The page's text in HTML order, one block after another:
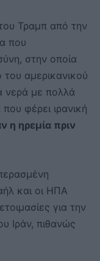
Τραμπ από την
που
στην οποία
αμερικανικού
νερά με πολλά
φέρει ιρανική
η ηρεμία πριν
και οι ΗΠΑ
για την
Ιράν, πιθανώς